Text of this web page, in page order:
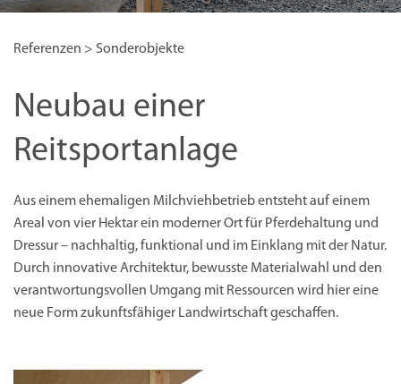
Referenzen > Sonderobjekte
Neubau einer
Reitsportanlage
Aus einem ehemaligen Milchviehbetrieb entsteht auf einem
Areal von vier Hektar ein moderner Ort für Pferdehaltung und
Dressur – nachhaltig, funktional und im Einklang mit der Natur.
Durch innovative Architektur, bewusste Materialwahl und den
verantwortungsvollen Umgang mit Ressourcen wird hier eine
neue Form zukunftsfähiger Landwirtschaft geschaffen.